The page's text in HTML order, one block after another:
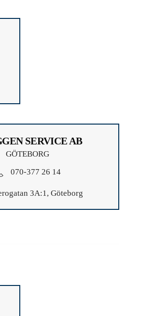
SERVICE AB
GÖTEBORG
070-377 26 14
3A:1, Göteborg